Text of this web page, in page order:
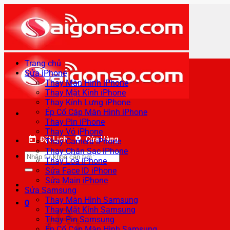
qua
nội
dung
Đặt Lịch Cửa Hàng
Tìm
kiếm:
0
Trang chủ
Sửa iPhone
Thay Màn Hình iPhone
Thay Mặt Kính iPhone
Thay Kính Lưng iPhone
Ép Cổ Cáp Màn Hình iPhone
Thay Pin iPhone
Thay Vỏ iPhone
Thay Camera iPhone
Thay Chân Sạc iPhone
Thay Loa iPhone
Sửa Face ID iPhone
Sửa Main iPhone
Sửa Samsung
Thay Màn Hình Samsung
Thay Mặt Kính Samsung
Thay Pin Samsung